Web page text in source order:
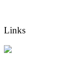
Links